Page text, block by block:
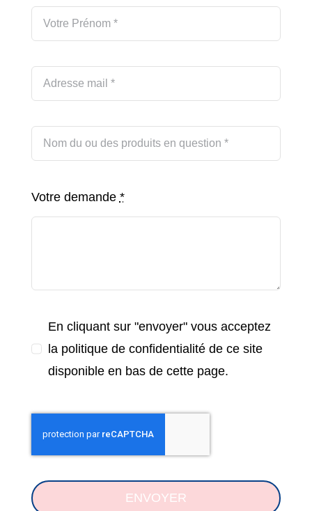
Votre demande *
En cliquant sur "envoyer" vous acceptez
la politique de confidentialité de ce site
disponible en bas de cette page.
ENVOYER